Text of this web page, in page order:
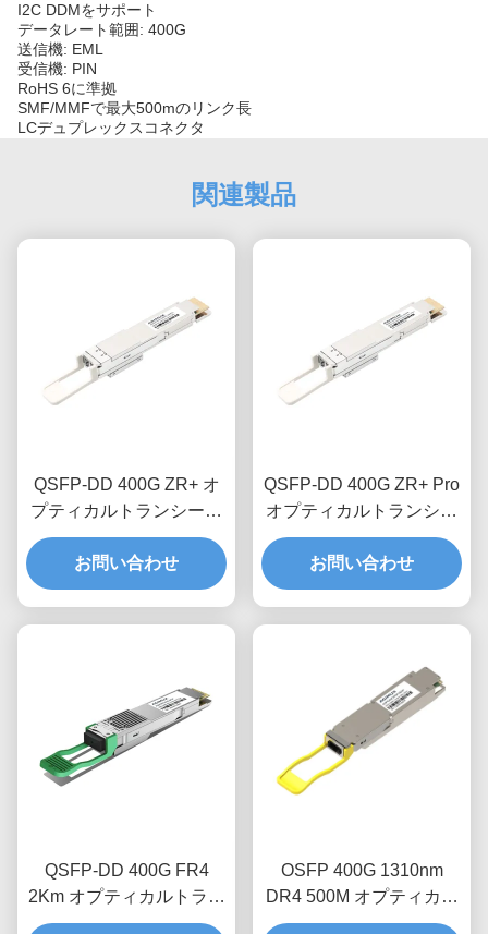
I2C DDMをサポート
データレート範囲: 400G
送信機: EML
受信機: PIN
RoHS 6に準拠
SMF/MMFで最大500mのリンク長
LCデュプレックスコネクタ
関連製品
QSFP-DD 400G ZR+ オ
プティカルトランシーバ
ーモジュール
お問い合わせ
QSFP-DD 400G ZR+ Pro
オプティカルトランシー
バーモジュール
お問い合わせ
QSFP-DD 400G FR4
2Km オプティカルトラン
シーバーモジュール
OSFP 400G 1310nm
DR4 500M オプティカル
トランシーバーモジュー